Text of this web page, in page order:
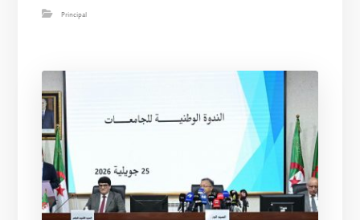
Principal